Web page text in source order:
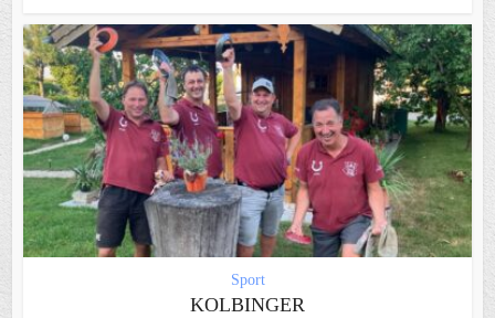
Sport
KOLBINGER